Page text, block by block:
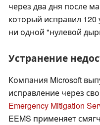
через два дня после
который исправил 120
ни одной "нулевой
Устранение
Компания Microsoft
исправление через
Emergency Mitigation
EEMS применяет